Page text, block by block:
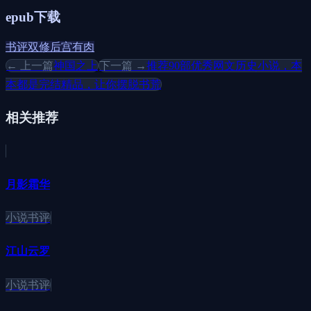
epub下载
书评双修后宫有肉
← 上一篇神国之上下一篇 →推荐90部优秀网文历史小说，本
本都是完结精品，让你摆脱书荒
相关推荐
月影霜华
小说书评
江山云罗
小说书评